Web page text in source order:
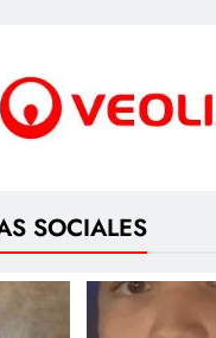
SOCIALES